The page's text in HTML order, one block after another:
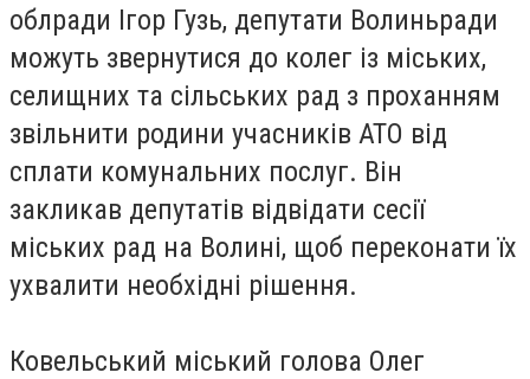
облради Ігор Гузь, депутати Волиньради
можуть звернутися до колег із міських,
селищних та сільських рад з проханням
звільнити родини учасників АТО від
сплати комунальних послуг. Він
закликав депутатів відвідати сесії
міських рад на Волині, щоб переконати їх
ухвалити необхідні рішення.
Ковельський міський голова Олег